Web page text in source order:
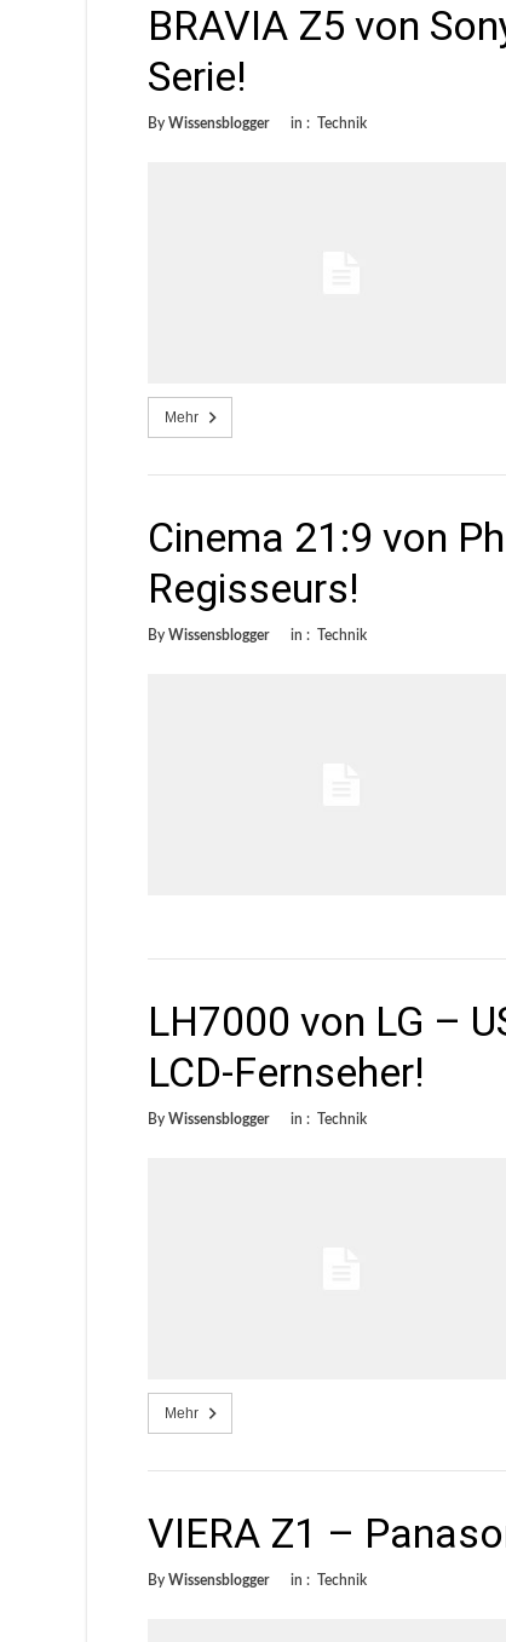
BRAVIA Z5 von
Serie!
By Wissensblogger in : Technik
Mehr
Cinema 21:9 von
Regisseurs!
By Wissensblogger in : Technik
LH7000 von LG –
LCD-Fernseher!
By Wissensblogger in : Technik
Mehr
VIERA Z1 –
By Wissensblogger in : Technik